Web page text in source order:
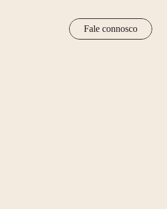
Fale connosco